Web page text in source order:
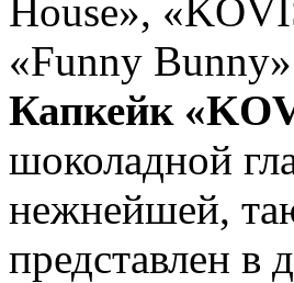
House»,
«Funny
Капкейк
шоколадной
нежнейшей,
представлен в